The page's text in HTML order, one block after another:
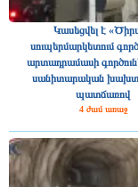
Կասեցվել է
սուպերմարկետում
արտադրամասի
սանիտարական
պատճառով
4 ժամ առաջ